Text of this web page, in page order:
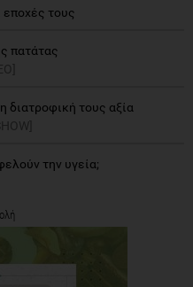
εποχές τους
πατάτας
διατροφική τους αξία
την υγεία;